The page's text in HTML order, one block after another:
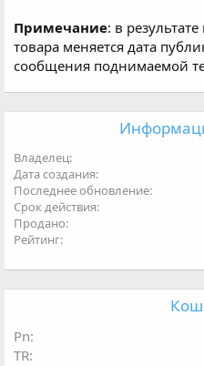
д
а
н
Примечание: в
товара меняется дата
сообщения поднимаемой
Владелец
Дата создания
Последнее обновление
Срок действия
Продано
Рейтинг
Pn
TR